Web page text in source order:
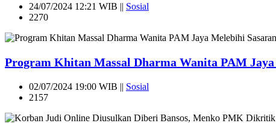
24/07/2024 12:21 WIB || Sosial
2270
Program Khitan Massal Dharma Wanita PAM
02/07/2024 19:00 WIB || Sosial
2157